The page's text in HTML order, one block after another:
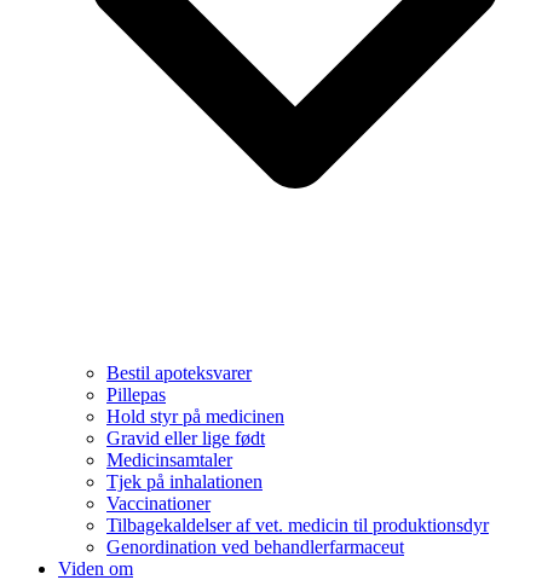
Bestil apoteksvarer
Pillepas
Hold styr på medicinen
Gravid eller lige født
Medicinsamtaler
Tjek på inhalationen
Vaccinationer
Tilbagekaldelser af vet. medicin til produktionsdyr
Genordination ved behandlerfarmaceut
Viden om